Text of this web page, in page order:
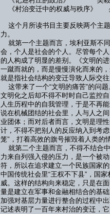
《村治变迁中的权威与秩序》
这个月所读书目主要反映两个主
力。
就第一个主题而言，埃利亚斯不
会，个人是社会的个人。尽管每个
的人构成了明显的差别。《文明的
一蹴而就的，而是慢慢演化而来的
就是指社会结构的变迁导致人际交
这带来了一个“文明的痛苦”的问
文明化之后却不得不时时自己监控
人生历程中的自我管理，于是不再
说在机械团结的社会里，人与人之
业团体；而对后者而言，文明是理
计，不得不把别人的反应纳入到考
笼”，打着高效的旗号摧毁着人类的
就第二个主题而言，不得不结合
力来自列强入侵的压力，是一个被
符，所以在追求建立一个民族国家
中国传统社会里“王权不下县”，国
威。这样的结构向来稳定，只是在
量是建立在军事和金融相结合的基
加强对基层力量进行整合的过程中
记述表明了一百年来村治的变迁，